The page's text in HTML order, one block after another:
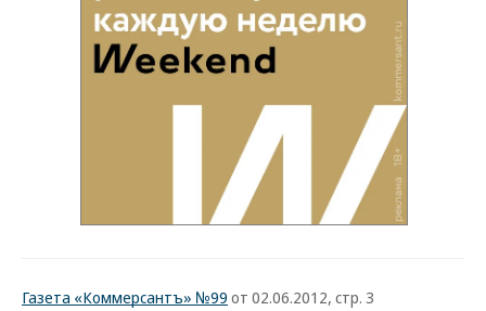
Газета «Коммерсантъ» №99 от 02.06.2012, стр. 3